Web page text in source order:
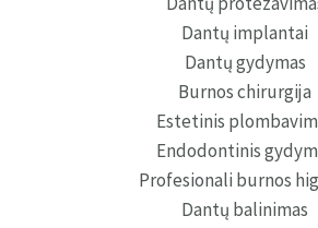
Dantų implantai
Dantų gydymas
Burnos chirurgija
Estetinis
Endodontinis
Profesionali burnos
Dantų balinimas